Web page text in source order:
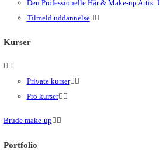
Den Professionelle Hår & Make-up Artist
Tilmeld uddannelse
Kurser
Private kurser
Pro kurser
Brude make-up
Portfolio